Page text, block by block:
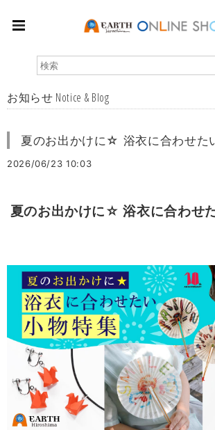
お知らせ Notice & Blog
夏のお出かけに☆ 浴衣に合わせた
2026/06/23 10:03
夏のお出かけに☆浴衣に合わせ